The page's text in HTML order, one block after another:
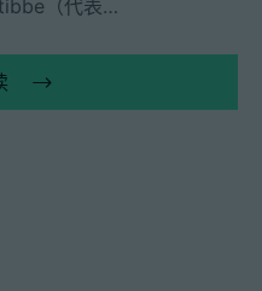
（代表…